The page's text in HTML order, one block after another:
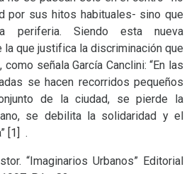
por sus hitos habituales- sino que
periferia. Siendo esta nueva
la que justifica la discriminación que
señala García Canclini: “En las
se hacen recorridos pequeños
de la ciudad, se pierde la
se debilita la solidaridad y el
[1] .
“Imaginarios Urbanos” Editorial